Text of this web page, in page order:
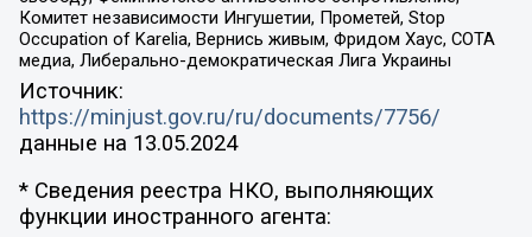
Комитет независимости Ингушетии, Прометей, Stop
Occupation of Karelia, Вернись живым, Фридом Хаус, СОТА
медиа, Либерально-демократическая Лига Украины
Источник:
https://minjust.gov.ru/ru/documents/7756/
данные на 13.05.2024
* Сведения реестра НКО, выполняющих
функции иностранного агента: